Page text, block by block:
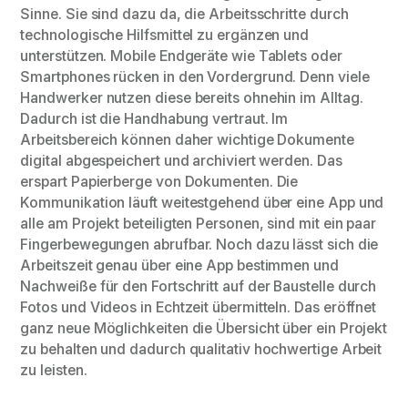
Sinne. Sie sind dazu da, die Arbeitsschritte durch
technologische Hilfsmittel zu ergänzen und
unterstützen. Mobile Endgeräte wie Tablets oder
Smartphones rücken in den Vordergrund. Denn viele
Handwerker nutzen diese bereits ohnehin im Alltag.
Dadurch ist die Handhabung vertraut. Im
Arbeitsbereich können daher wichtige Dokumente
digital abgespeichert und archiviert werden. Das
erspart Papierberge von Dokumenten. Die
Kommunikation läuft weitestgehend über eine App und
alle am Projekt beteiligten Personen, sind mit ein paar
Fingerbewegungen abrufbar. Noch dazu lässt sich die
Arbeitszeit genau über eine App bestimmen und
Nachweiße für den Fortschritt auf der Baustelle durch
Fotos und Videos in Echtzeit übermitteln. Das eröffnet
ganz neue Möglichkeiten die Übersicht über ein Projekt
zu behalten und dadurch qualitativ hochwertige Arbeit
zu leisten.